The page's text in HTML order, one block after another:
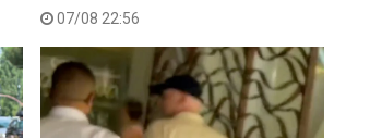
07/08 22:56